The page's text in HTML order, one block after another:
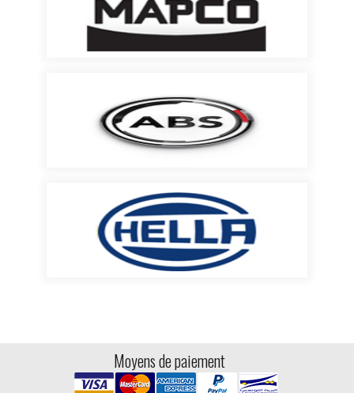
Moyens de paiement